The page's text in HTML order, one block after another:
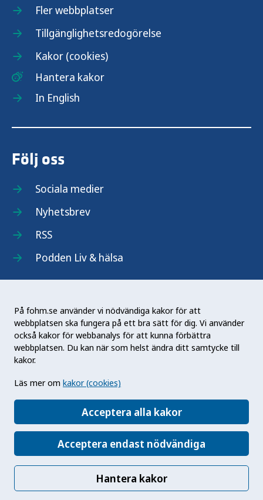
På fohm.se använder vi nödvändiga kakor för att
webbplatsen ska fungera på ett bra sätt för dig. Vi använder
också kakor för webbanalys för att kunna förbättra
webbplatsen. Du kan när som helst ändra ditt samtycke till
kakor.
Läs mer om kakor (cookies)
Acceptera alla kakor
Acceptera endast nödvändiga
Hantera kakor
Fler webbplatser
Tillgänglighetsredogörelse
Kakor (cookies)
Hantera kakor
In English
Följ oss
Sociala medier
Nyhetsbrev
RSS
Podden Liv & hälsa
Folkhälsomyndigheten (Fohm) är en nationell
kunskapsmyndighet som arbetar för en bättre
folkhälsa. Det gör myndigheten genom att
främja hälsa, förebygga ohälsa och skydda mot
hälsohot. Vår vision är en folkhälsa som stärker
samhällets utveckling.